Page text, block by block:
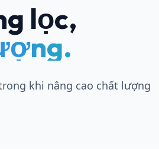
lọc,
khi nâng cao chất lượng